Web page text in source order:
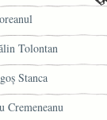
Tolontan
Stanca
Cremeneanu